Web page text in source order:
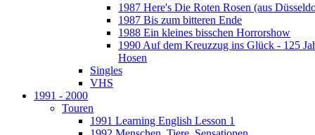
1987 Here's Die Roten Rosen (aus
1987 Bis zum bitteren Ende
1988 Ein kleines bisschen Horrorshow
1990 Auf dem Kreuzzug ins Glück - 125
Hosen
Singles
VHS
1991 - 2000
Touren
1991 Learning English Lesson 1